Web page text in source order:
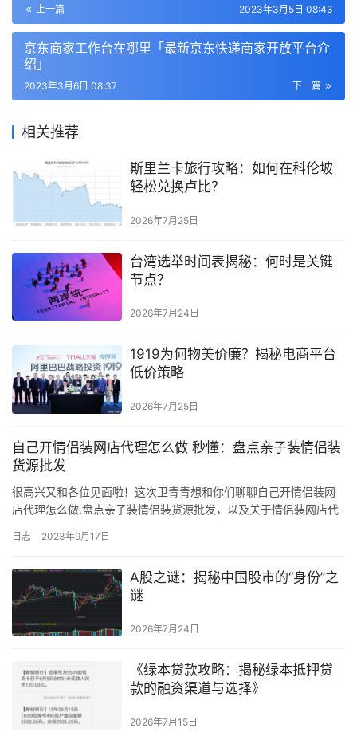
上一篇 2023年3月5日 08:43
京东商家工作台在哪里「最新京东快递商家开放平台介
绍」
下一篇
2023年3月6日 08:37
相关推荐
斯里兰卡旅行攻略：如何在科伦坡
轻松兑换卢比？
2026年7月25日
台湾选举时间表揭秘：何时是关键
节点？
2026年7月24日
1919为何物美价廉？揭秘电商平台
低价策略
2026年7月25日
自己开情侣装网店代理怎么做 秒懂：盘点亲子装情侣装
货源批发
很高兴又和各位见面啦！这次卫青青想和你们聊聊自己开情侣装网
店代理怎么做,盘点亲子装情侣装货源批发，以及关于情侣装网店代
技巧，下面我就来为大家全部一一解析！ 除四季青外，杭州还有像
周边的朋友拿货，首选杭州四季青，因此四季青商圈每天人流量数
十万，…
日志 2023年9月17日
A股之谜：揭秘中国股市的“身份”之
谜
2026年7月24日
《绿本贷款攻略：揭秘绿本抵押贷
款的融资渠道与选择》
2026年7月15日